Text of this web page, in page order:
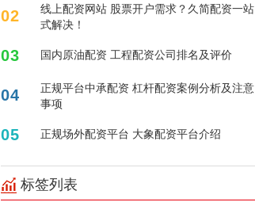
02
线上配资网站 股票开户需求？久简配资一站
式解决！
03 国内原油配资 工程配资公司排名及评价
04
正规平台中承配资 杠杆配资案例分析及注意
事项
05 正规场外配资平台 大象配资平台介绍
标签列表